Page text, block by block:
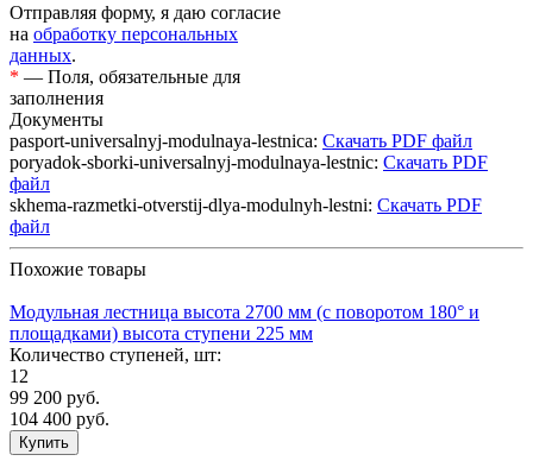
Отправляя форму, я даю согласие
на обработку персональных
данных.
* — Поля, обязательные для
заполнения
Документы
pasport-universalnyj-modulnaya-lestnica: Скачать PDF файл
poryadok-sborki-universalnyj-modulnaya-lestnic: Скачать PDF
файл
skhema-razmetki-otverstij-dlya-modulnyh-lestni: Скачать PDF
файл
Похожие товары
Модульная лестница высота 2700 мм (с поворотом 180° и
площадками) высота ступени 225 мм
Количество ступеней, шт:
12
99 200 руб.
104 400 руб.